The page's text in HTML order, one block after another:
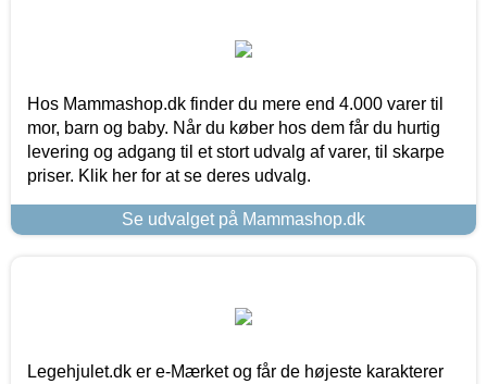
Hos Mammashop.dk finder du mere end 4.000 varer til
mor, barn og baby. Når du køber hos dem får du hurtig
levering og adgang til et stort udvalg af varer, til skarpe
priser. Klik her for at se deres udvalg.
Se udvalget på Mammashop.dk
Legehjulet.dk er e-Mærket og får de højeste karakterer